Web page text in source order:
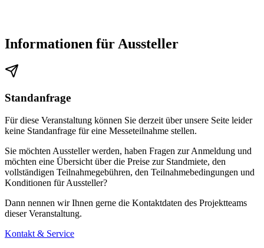
Informationen für Aussteller
Standanfrage
Für diese Veranstaltung können Sie derzeit über unsere Seite leider
keine Standanfrage für eine Messeteilnahme stellen.
Sie möchten Aussteller werden, haben Fragen zur Anmeldung und
möchten eine Übersicht über die Preise zur Standmiete, den
vollständigen Teilnahmegebühren, den Teilnahmebedingungen und
Konditionen für Aussteller?
Dann nennen wir Ihnen gerne die Kontaktdaten des Projektteams
dieser Veranstaltung.
Kontakt & Service